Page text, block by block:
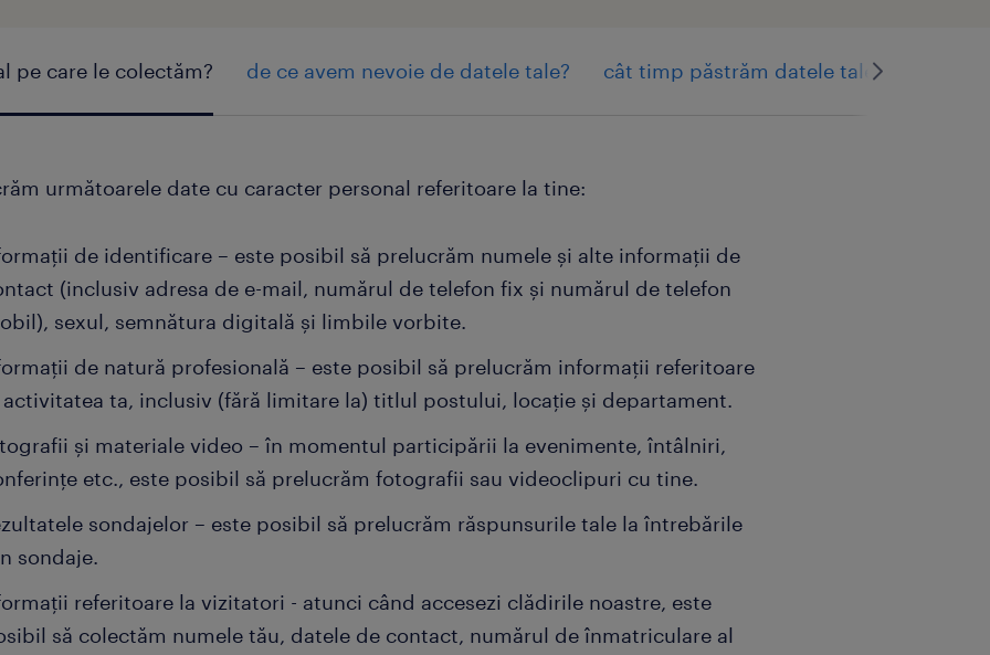
pe care le colectăm? de ce avem nevoie de datele tale? cât timp păstrăm datele tale cu
următoarele date cu caracter personal referitoare la tine:
de identificare – este posibil să prelucrăm numele și alte informații de
(inclusiv adresa de e-mail, numărul de telefon fix și numărul de telefon
sexul, semnătura digitală și limbile vorbite.
de natură profesională – este posibil să prelucrăm informații referitoare
activitatea ta, inclusiv (fără limitare la) titlul postului, locație și departament.
și materiale video – în momentul participării la evenimente, întâlniri,
etc., este posibil să prelucrăm fotografii sau videoclipuri cu tine.
sondajelor – este posibil să prelucrăm răspunsurile tale la întrebările
sondaje.
referitoare la vizitatori - atunci când accesezi clădirile noastre, este
să colectăm numele tău, datele de contact, numărul de înmatriculare al